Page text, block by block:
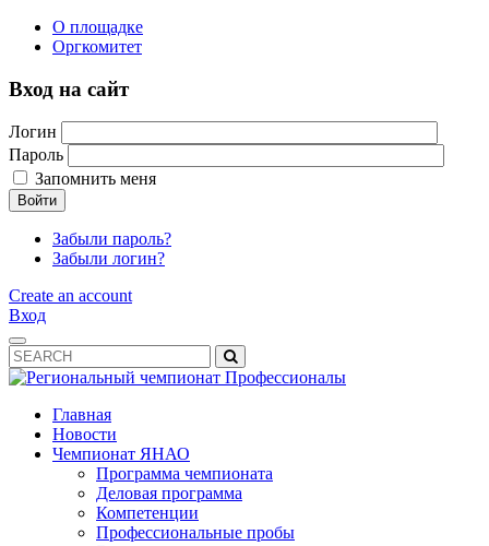
О площадке
Оргкомитет
Вход на сайт
Логин
Пароль
Запомнить меня
Войти
Забыли пароль?
Забыли логин?
Create an account
Вход
Главная
Новости
Чемпионат ЯНАО
Программа чемпионата
Деловая программа
Компетенции
Профессиональные пробы